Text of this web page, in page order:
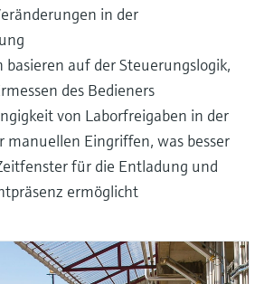
in der
basieren auf der Steuerungslogik,
des Bedieners
von Laborfreigaben in der
manuellen Eingriffen, was besser
für die Entladung und
ermöglicht